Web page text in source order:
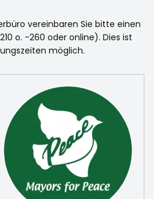
vereinbaren Sie bitte einen
o. -260 oder online). Dies ist
möglich.